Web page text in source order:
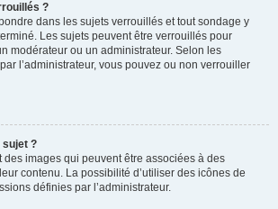
?
dans les sujets verrouillés et tout sondage y
Les sujets peuvent être verrouillés pour
modérateur ou un administrateur. Selon les
l’administrateur, vous pouvez ou non verrouiller
sujet ?
des images qui peuvent être associées à des
contenu. La possibilité d’utiliser des icônes de
définies par l’administrateur.